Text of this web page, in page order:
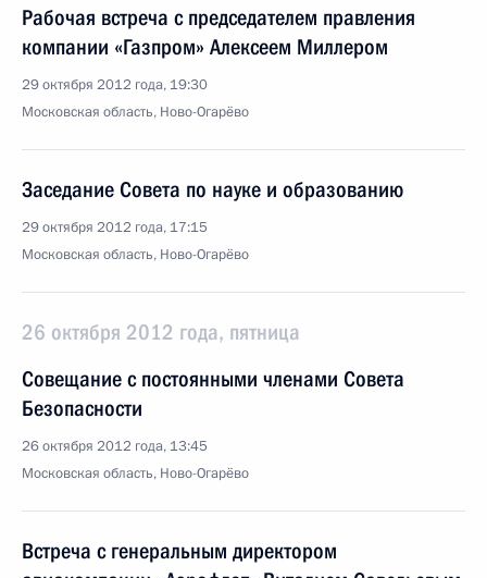
Рабочая встреча с председателем правления
компании «Газпром» Алексеем Миллером
29 октября 2012 года, 19:30
Московская область, Ново-Огарёво
Заседание Совета по науке и образованию
29 октября 2012 года, 17:15
Московская область, Ново-Огарёво
26 октября 2012 года, пятница
Совещание с постоянными членами Совета
Безопасности
26 октября 2012 года, 13:45
Московская область, Ново-Огарёво
Встреча с генеральным директором